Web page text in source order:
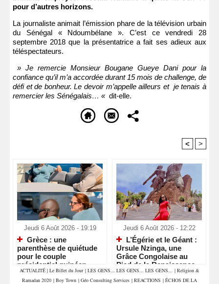
pour d’autres horizons.
La journaliste animait l’émission phare de la télévision urbain
du Sénégal « Ndoumbélane ». C’est ce vendredi 28
septembre 2018 que la présentatrice a fait ses adieux aux
téléspectateurs.
» Je remercie Monsieur Bougane Gueye Dani pour la
confiance qu’il m’a accordée durant 15 mois de challenge, de
défi et de bonheur. Le devoir m’appelle ailleurs et je tenais à
remercier les Sénégalais… « dit-elle.
< >
Jeudi 6 Août 2026 - 19:19
Grèce : une
parenthèse de quiétude
pour le couple
présidentiel guinéen
Jeudi 6 Août 2026 - 12:22
L’Égérie et le Géant :
Ursule Nzinga, une
Grâce Congolaise au
Pied de la Renaissance
Africaine
ACTUALITÉ | Le Billet du Jour | LES GENS... LES GENS... LES GENS... | Religion &
Ramadan 2020 | Boy Town | Géo Consulting Services | REACTIONS | ÉCHOS DE LA